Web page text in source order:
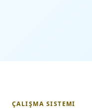
ÇALIŞMA SISTEMI